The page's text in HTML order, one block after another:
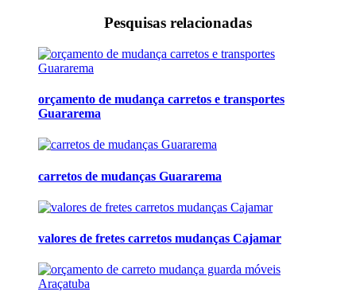
Pesquisas relacionadas
orçamento de mudança carretos e transportes
Guararema
carretos de mudanças Guararema
valores de fretes carretos mudanças Cajamar